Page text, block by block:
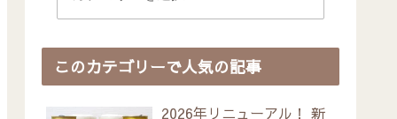
このカテゴリーで人気の記事
2026年リニューアル！ 新